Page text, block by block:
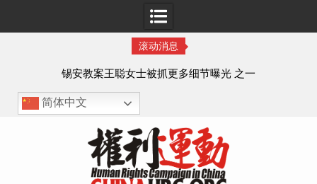
滚动消息
锡安教案王聪女士被抓更多细节曝光 之一
简体中文